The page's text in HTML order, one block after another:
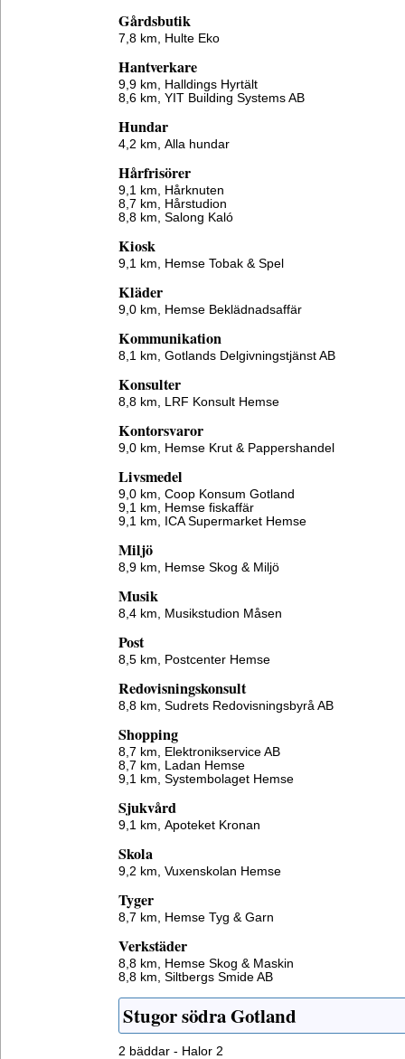
Gårdsbutik
7,8 km, Hulte Eko
Hantverkare
9,9 km, Halldings Hyrtält
8,6 km, YIT Building Systems AB
Hundar
4,2 km, Alla hundar
Hårfrisörer
9,1 km, Hårknuten
8,7 km, Hårstudion
8,8 km, Salong Kaló
Kiosk
9,1 km, Hemse Tobak & Spel
Kläder
9,0 km, Hemse Beklädnadsaffär
Kommunikation
8,1 km, Gotlands Delgivningstjänst AB
Konsulter
8,8 km, LRF Konsult Hemse
Kontorsvaror
9,0 km, Hemse Krut & Pappershandel
Livsmedel
9,0 km, Coop Konsum Gotland
9,1 km, Hemse fiskaffär
9,1 km, ICA Supermarket Hemse
Miljö
8,9 km, Hemse Skog & Miljö
Musik
8,4 km, Musikstudion Måsen
Post
8,5 km, Postcenter Hemse
Redovisningskonsult
8,8 km, Sudrets Redovisningsbyrå AB
Shopping
8,7 km, Elektronikservice AB
8,7 km, Ladan Hemse
9,1 km, Systembolaget Hemse
Sjukvård
9,1 km, Apoteket Kronan
Skola
9,2 km, Vuxenskolan Hemse
Tyger
8,7 km, Hemse Tyg & Garn
Verkstäder
8,8 km, Hemse Skog & Maskin
8,8 km, Siltbergs Smide AB
Stugor södra Gotland
2 bäddar - Halor 2